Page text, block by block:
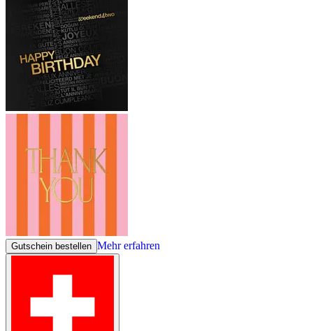
Gutschein bestellen Mehr erfahren